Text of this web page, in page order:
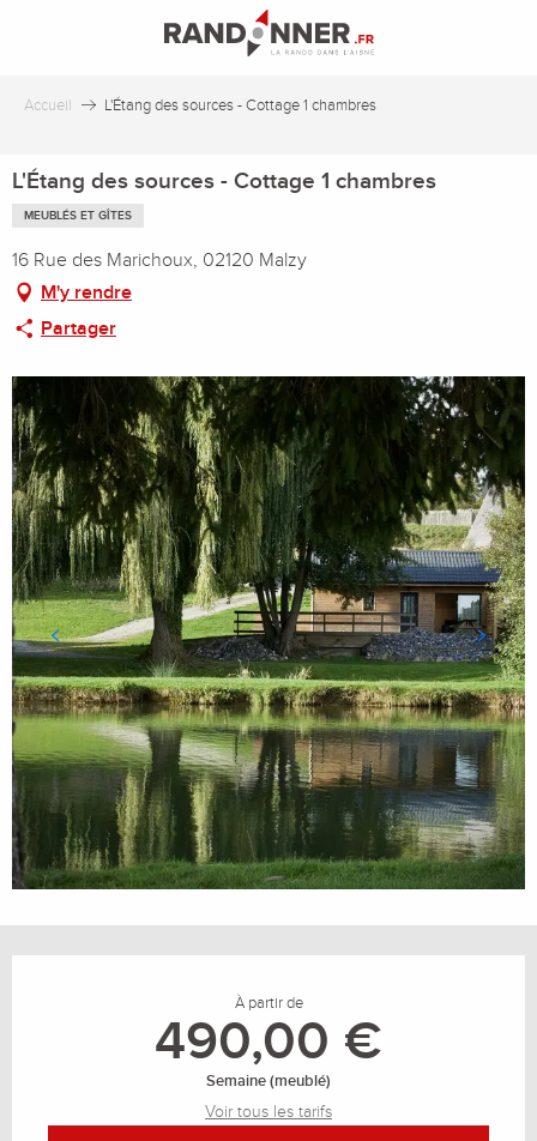
principal
Accueil L'Étang des sources - Cottage 1 chambres
L'Étang des sources - Cottage 1 chambres
MEUBLÉS ET GÎTES
16 Rue des Marichoux, 02120 Malzy
M'y rendre
Partager
À partir de
490,00 €
Semaine (meublé)
Voir tous les tarifs